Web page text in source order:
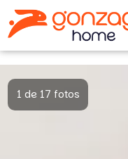
1 de 17 fotos